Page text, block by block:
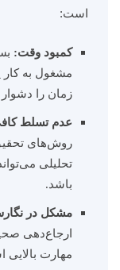
است:
کمبود وقت:
مشغول به کار
زمان را
عدم تسلط
روش‌های
تحلیلی
باشد.
مشکل در
ارجاع‌دهی
مهارت